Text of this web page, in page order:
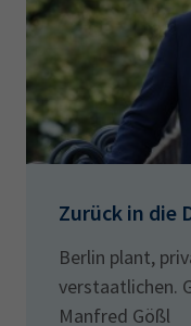
Zurück in die
Berlin plant,
verstaatlichen.
Manfred Gößl